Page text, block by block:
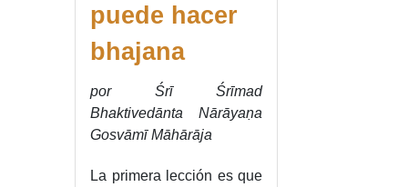
puede hacer
bhajana
por Śrī Śrīmad
Bhaktivedānta Nārāyaṇa
Gosvāmī Māhārāja
La primera lección es que